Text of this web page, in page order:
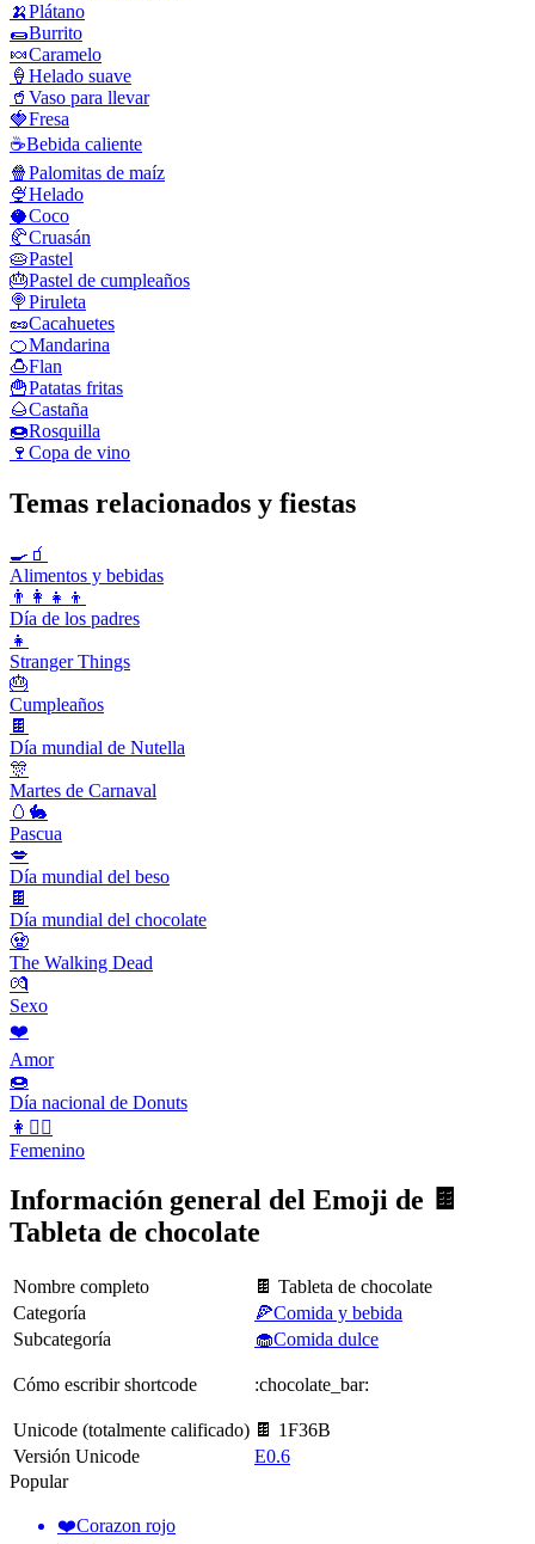
🍌Plátano
🌯Burrito
🍬Caramelo
🍦 Helado suave
🥤 Vaso para llevar
🍓Fresa
☕Bebida caliente
🍿Palomitas de maíz
🍨Helado
🥥Coco
🥐Cruasán
🥧Pastel
🎂Pastel de cumpleaños
🍭Piruleta
🥜Cacahuetes
🍊Mandarina
🍮Flan
🍟Patatas fritas
🌰Castaña
🍩Rosquilla
🍷 Copa de vino
Temas relacionados y fiestas
🍳🧃
Alimentos y bebidas
👨‍👩‍👧‍👦
Día de los padres
👧
Stranger Things
🎂
Cumpleaños
🍫
Día mundial de Nutella
🎊
Martes de Carnaval
🥚🐇
Pascua
💋
Día mundial del beso
🍫
Día mundial del chocolate
🧟
The Walking Dead
💏
Sexo
❤️
Amor
🍩
Día nacional de Donuts
👩👱‍♀️
Femenino
Información general del Emoji de 🍫
Tableta de chocolate
Nombre completo
🍫 Tableta de chocolate
Categoría
🍕Comida y bebida
Subcategoría
🧁Comida dulce
Cómo escribir shortcode :chocolate_bar:
Unicode (totalmente calificado) 🍫 1F36B
Versión Unicode
E0.6
Popular
❤️Corazon rojo